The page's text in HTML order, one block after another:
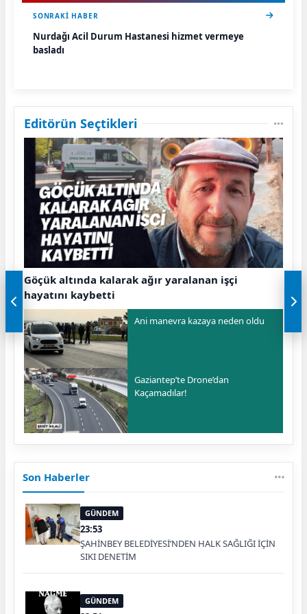
SONRAKI HABER
Nurdağı Acil Durum Hastanesi hizmet vermeye
başladı
Editörün Seçtikleri
Göçük altında kalarak ağır yaralanan işçi
hayatını kaybetti
Ani manevra kazaya neden oldu
Gaziantep’te Drone’dan
Kaçamadılar!
Son Haberler
GÜNDEM
23:53
ŞAHİNBEY BELEDİYESİ’NDEN HALK SAĞLIĞI İÇİN
SIKI DENETİM
GÜNDEM